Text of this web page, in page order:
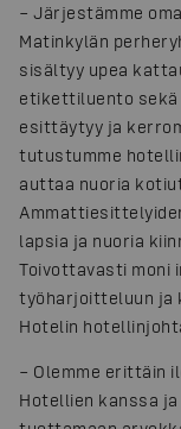
– Järjestämme
Matinkylän
sisältyy upea
etikettiluento
esittäytyy ja
tutustumme
auttaa nuoria
lapsia ja nuoria
Toivottavasti moni
työharjoitteluun ja
Hotelin
– Olemme erittäin
Hotellien kanssa